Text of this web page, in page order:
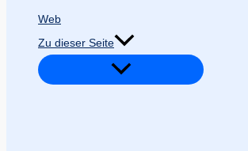
Web
Zu dieser Seite